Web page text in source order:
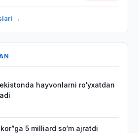
→
hayvonlarni ro‘yxatdan
5 milliard so‘m ajratdi